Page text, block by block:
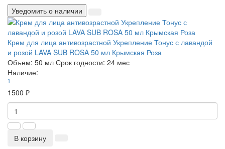
Уведомить о наличии
Крем для лица антивозрастной Укрепление Тонус с лавандой
и розой LAVA SUB ROSA 50 мл Крымская Роза
Объем: 50 мл Срок годности: 24 мес
Наличие:
1
1500 ₽
В корзину